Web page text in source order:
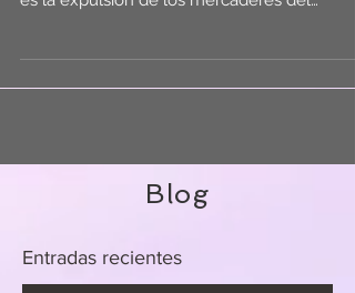
Blog
Entradas recientes